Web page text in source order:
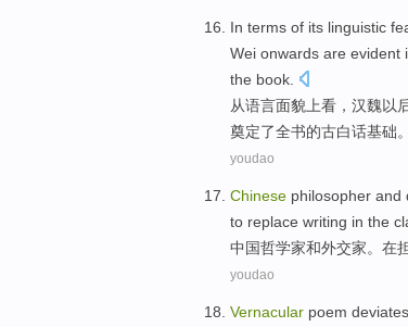
In terms of its linguistic
Wei onwards are evident
the book
从语言面貌 上看， 汉魏以
奠定了全书的古白话基础。
youdao
Chinese philosopher and
to replace writing in the
中国哲学家和外交家。 在
youdao
Vernacular poem